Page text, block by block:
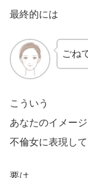
最終的には
ごね
こういう
あなたのイメー
不倫女に表現し
要は